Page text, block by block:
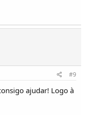
#9
ajudar! Logo à